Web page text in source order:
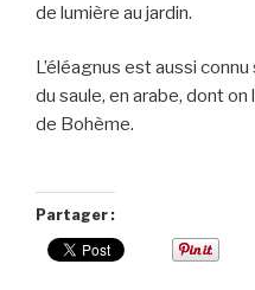
de lumière au jardin.
L’éléagnus est aussi
du saule, en arabe, dont on
de Bohème.
Partager :